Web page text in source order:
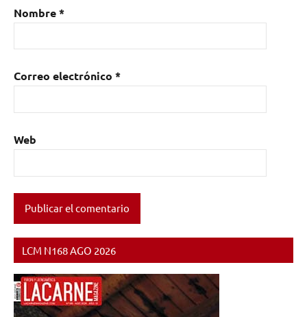
Nombre*
Correo electrónico *
Web
LCM N168 AGO 2026